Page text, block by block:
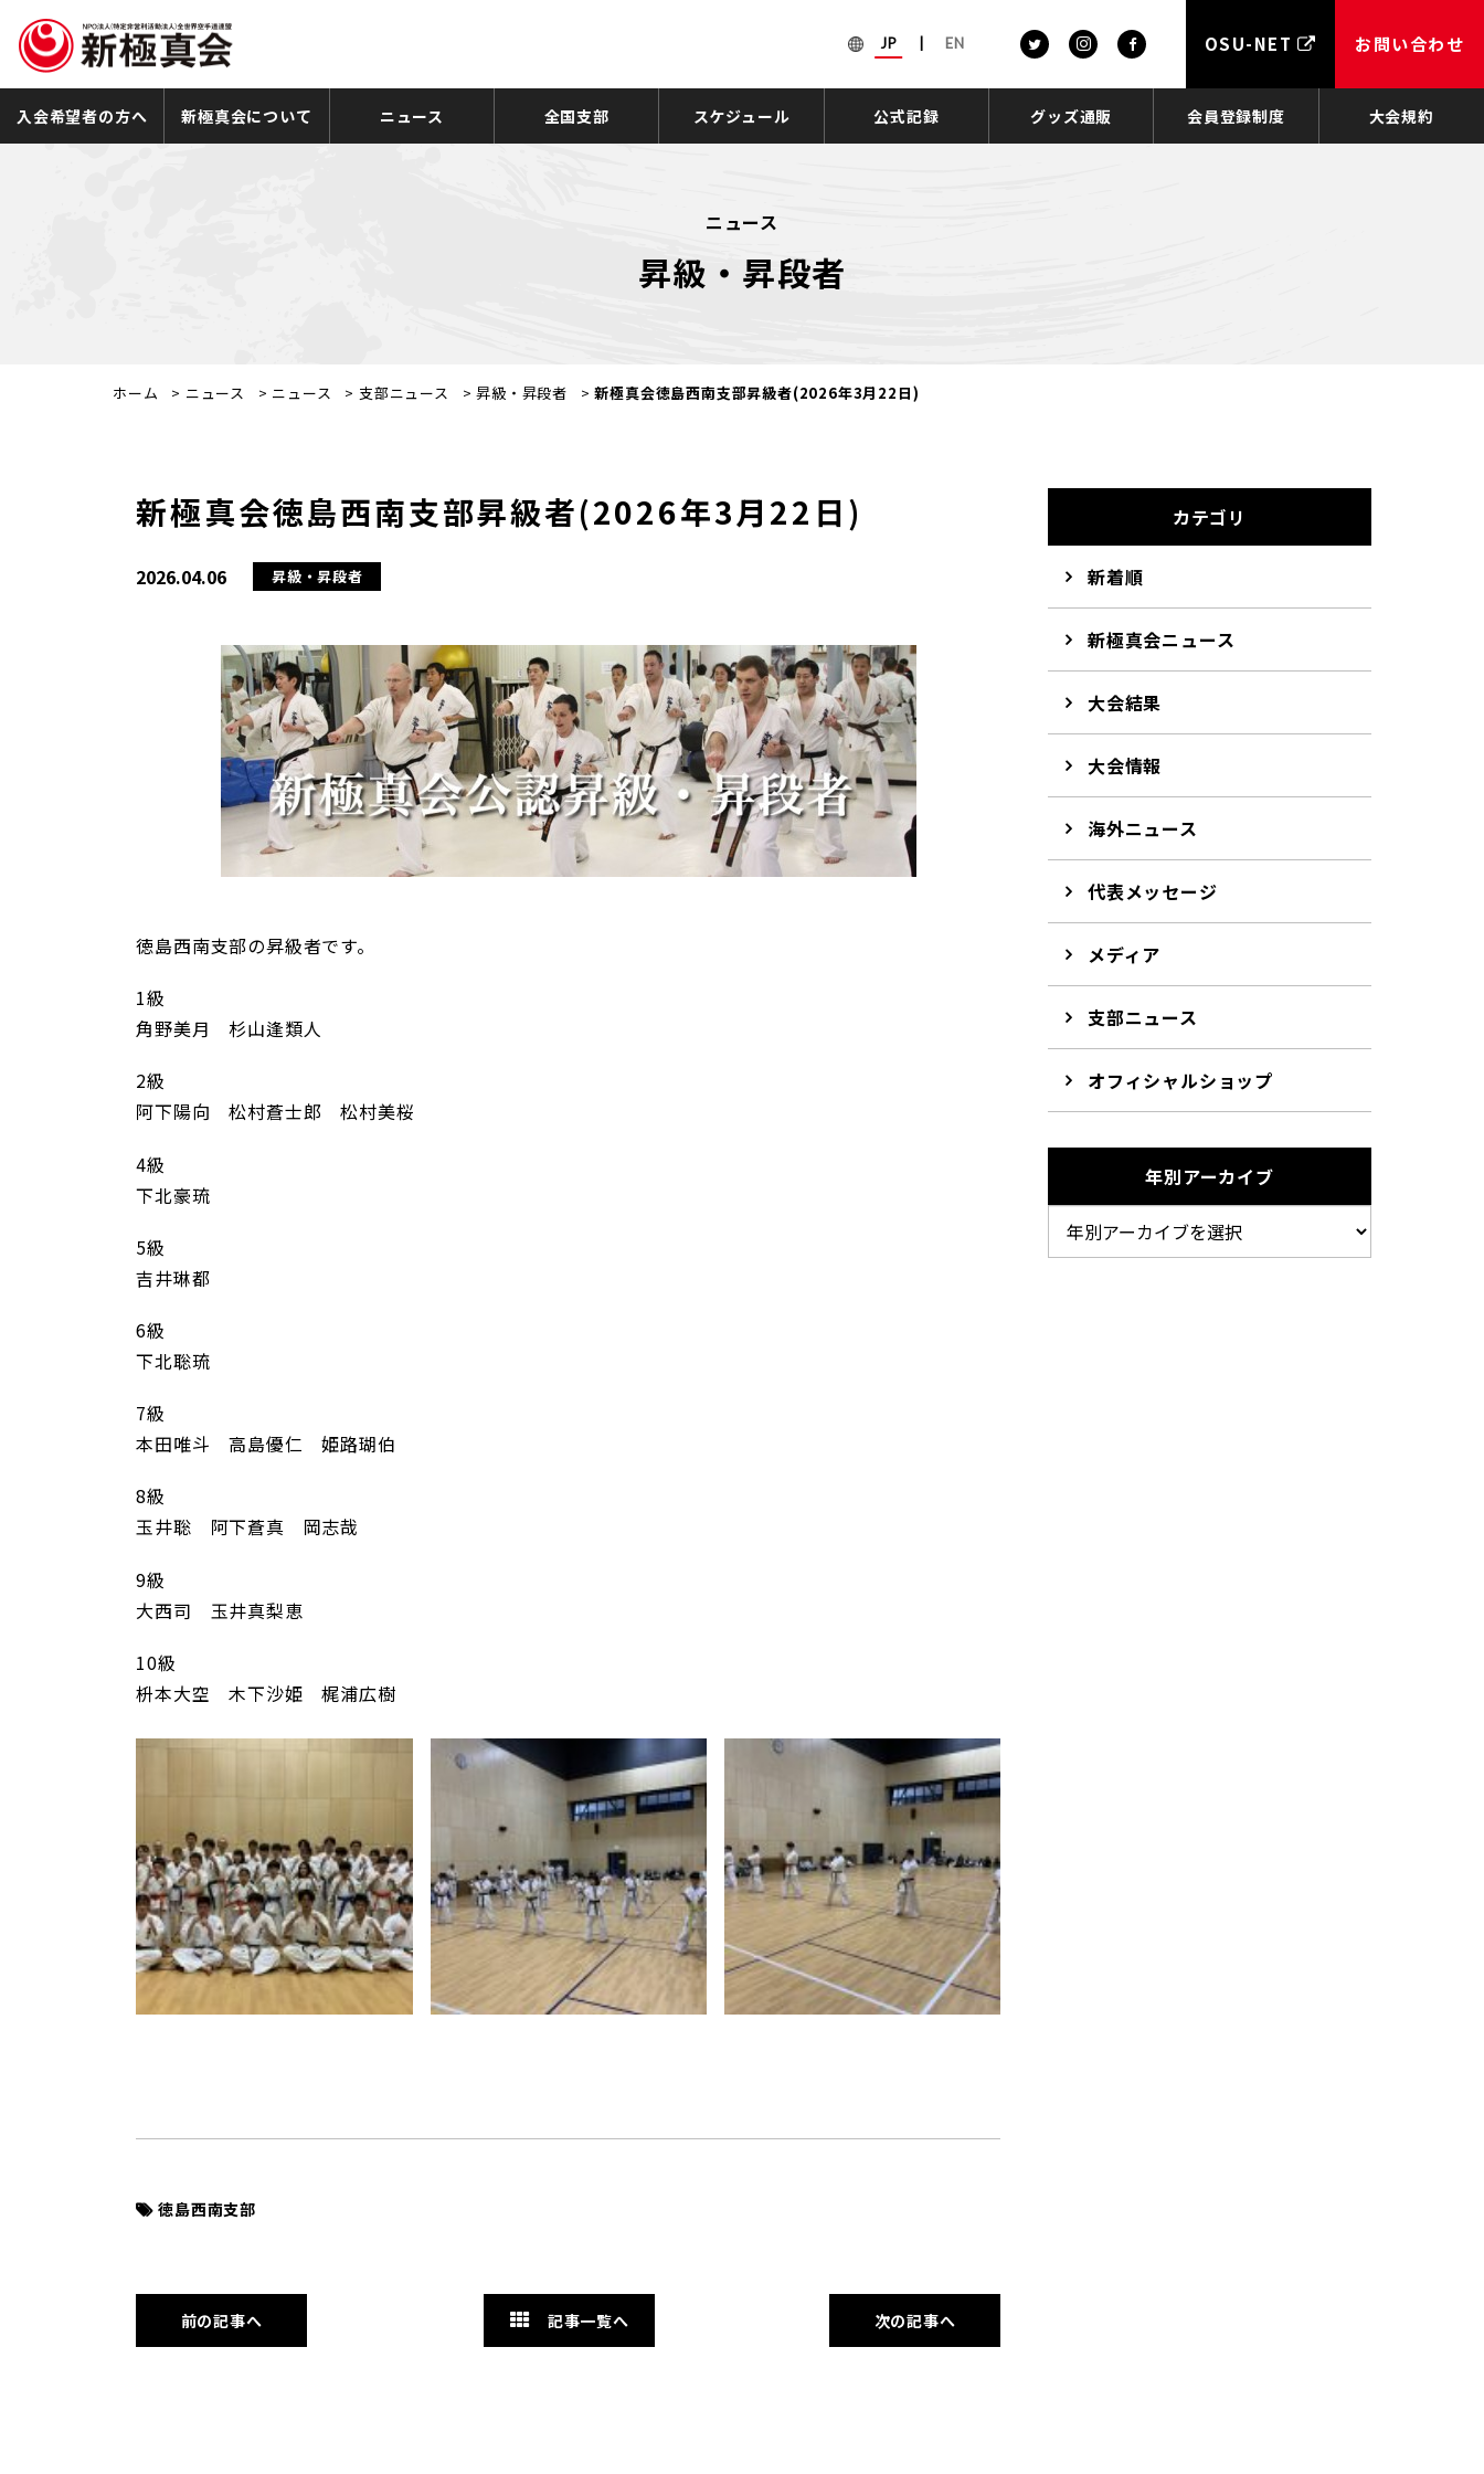
JP EN OSU-NET お問い合わせ
入会希望者の方へ 新極真会について ニュース 全国支部 スケジュール 公式記録 グッズ通販 会員登録制度 大会規約
ニュース
昇級・昇段者
ホーム > ニュース > ニュース > 支部ニュース >昇級・昇段者 >新極真会徳島西南支部昇級者(2026年3月22日)
新極真会徳島西南支部昇級者(2026年3月22日)
2026.04.06 昇級・昇段者
徳島西南支部の昇級者です。
1級
角野美月 杉山逢類人
2級
阿下陽向 松村蒼士郎 松村美桜
4級
下北豪琉
5級
吉井琳都
6級
下北聡琉
7級
本田唯斗 高島優仁 姫路瑚伯
8級
玉井聡 阿下蒼真 岡志哉
9級
大西司 玉井真梨恵
10級
枡本大空 木下沙姫 梶浦広樹
徳島西南支部
前の記事へ 記事一覧へ 次の記事へ
カテゴリ
新着順
新極真会ニュース
大会結果
大会情報
海外ニュース
代表メッセージ
メディア
支部ニュース
オフィシャルショップ
年別アーカイブ